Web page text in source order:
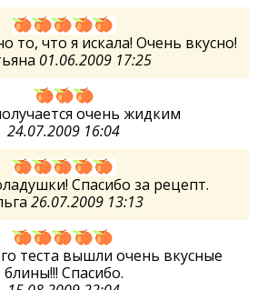
то, что я искала! Очень вкусно!
01.06.2009 17:25
очень жидким
24.07.2009 16:04
Спасибо за рецепт.
26.07.2009 13:13
теста вышли очень вкусные
блины!!! Спасибо.